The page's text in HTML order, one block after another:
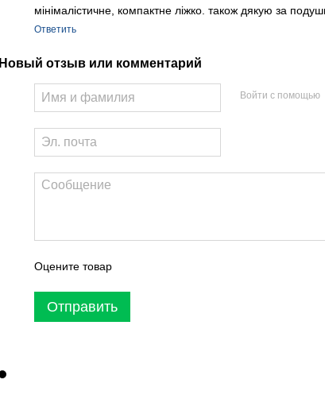
мінімалістичне, компактне ліжко. також дякую за
Ответить
Новый отзыв или комментарий
Войти с помощью
Оцените товар
Отправить